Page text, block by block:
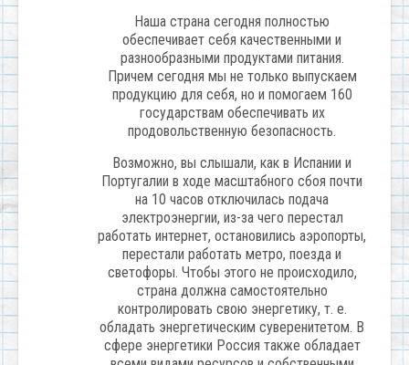
Наша страна сегодня полностью
обеспечивает себя качественными и
разнообразными продуктами питания.
Причем сегодня мы не только выпускаем
продукцию для себя, но и помогаем 160
государствам обеспечивать их
продовольственную безопасность.
Возможно, вы слышали, как в Испании и
Португалии в ходе масштабного сбоя почти
на 10 часов отключилась подача
электроэнергии, из-за чего перестал
работать интернет, остановились аэропорты,
перестали работать метро, поезда и
светофоры. Чтобы этого не происходило,
страна должна самостоятельно
контролировать свою энергетику, т. е.
обладать энергетическим суверенитетом. В
сфере энергетики Россия также обладает